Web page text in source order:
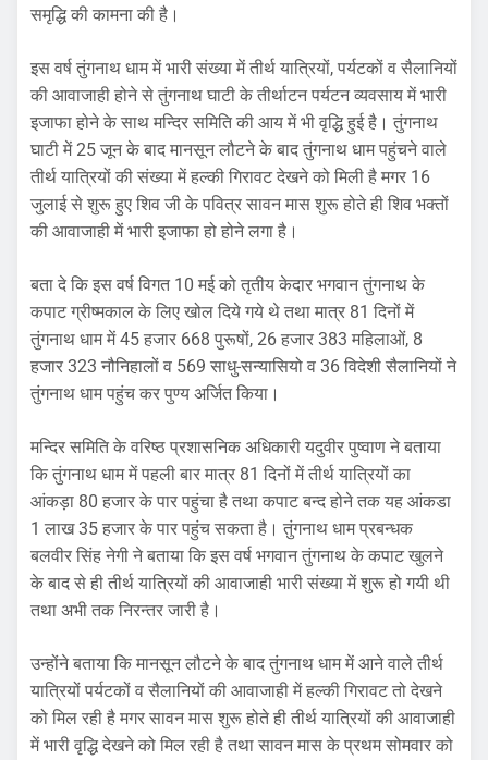
समृद्धि की कामना की है।
इस वर्ष तुंगनाथ धाम में भारी संख्या में तीर्थ यात्रियों, पर्यटकों व सैलानियों
की आवाजाही होने से तुंगनाथ घाटी के तीर्थाटन पर्यटन व्यवसाय में भारी
इजाफा होने के साथ मन्दिर समिति की आय में भी वृद्धि हुई है। तुंगनाथ
घाटी में 25 जून के बाद मानसून लौटने के बाद तुंगनाथ धाम पहुंचने वाले
तीर्थ यात्रियों की संख्या में हल्की गिरावट देखने को मिली है मगर 16
जुलाई से शुरू हुए शिव जी के पवित्र सावन मास शुरू होते ही शिव भक्तों
की आवाजाही में भारी इजाफा हो होने लगा है।
बता दे कि इस वर्ष विगत 10 मई को तृतीय केदार भगवान तुंगनाथ के
कपाट ग्रीष्मकाल के लिए खोल दिये गये थे तथा मात्र 81 दिनों में
तुंगनाथ धाम में 45 हजार 668 पुरूषों, 26 हजार 383 महिलाओं, 8
हजार 323 नौनिहालों व 569 साधु-सन्यासियो व 36 विदेशी सैलानियों ने
तुंगनाथ धाम पहुंच कर पुण्य अर्जित किया।
मन्दिर समिति के वरिष्ठ प्रशासनिक अधिकारी यदुवीर पुष्वाण ने बताया
कि तुंगनाथ धाम में पहली बार मात्र 81 दिनों में तीर्थ यात्रियों का
आंकड़ा 80 हजार के पार पहुंचा है तथा कपाट बन्द होने तक यह आंकडा
1 लाख 35 हजार के पार पहुंच सकता है। तुंगनाथ धाम प्रबन्धक
बलवीर सिंह नेगी ने बताया कि इस वर्ष भगवान तुंगनाथ के कपाट खुलने
के बाद से ही तीर्थ यात्रियों की आवाजाही भारी संख्या में शुरू हो गयी थी
तथा अभी तक निरन्तर जारी है।
उन्होंने बताया कि मानसून लौटने के बाद तुंगनाथ धाम में आने वाले तीर्थ
यात्रियों पर्यटकों व सैलानियों की आवाजाही में हल्की गिरावट तो देखने
को मिल रही है मगर सावन मास शुरू होते ही तीर्थ यात्रियों की आवाजाही
में भारी वृद्धि देखने को मिल रही है तथा सावन मास के प्रथम सोमवार को